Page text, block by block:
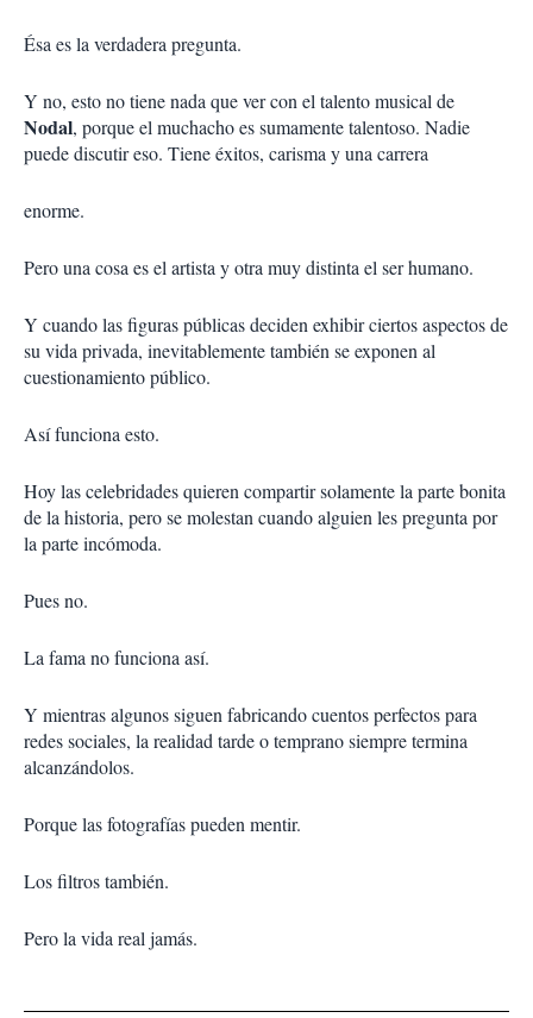
Ésa es la verdadera pregunta.
Y no, esto no tiene nada que ver con el talento musical de
Nodal, porque el muchacho es sumamente talentoso. Nadie
puede discutir eso. Tiene éxitos, carisma y una carrera
enorme.
Pero una cosa es el artista y otra muy distinta el ser humano.
Y cuando las figuras públicas deciden exhibir ciertos aspectos de
su vida privada, inevitablemente también se exponen al
cuestionamiento público.
Así funciona esto.
Hoy las celebridades quieren compartir solamente la parte bonita
de la historia, pero se molestan cuando alguien les pregunta por
la parte incómoda.
Pues no.
La fama no funciona así.
Y mientras algunos siguen fabricando cuentos perfectos para
redes sociales, la realidad tarde o temprano siempre termina
alcanzándolos.
Porque las fotografías pueden mentir.
Los filtros también.
Pero la vida real jamás.